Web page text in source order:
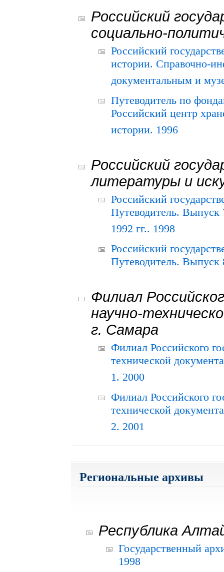
Российский
социально-
Российский
истории. Справочно-
документальным и
Путеводитель по
Российский центр
истории. 1996
Российский
литературы и
Российский
Путеводитель.
1992 гг.. 1998
Российский
Путеводитель. Выпуск
Филиал
научно-
г. Самара
Филиал Российского
технической
1. 2000
Филиал Российского
технической
2. 2001
Региональные архивы
Республика
Государственный
1998